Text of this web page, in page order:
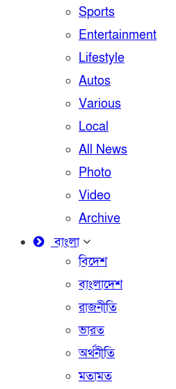
Sports
Entertainment
Lifestyle
Autos
Various
Local
All News
Photo
Video
Archive
বাংলা
বিদেশ
বাংলাদেশ
রাজনীতি
ভারত
অর্থনীতি
মতামত